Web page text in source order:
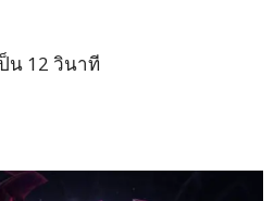
น 12 วินาที